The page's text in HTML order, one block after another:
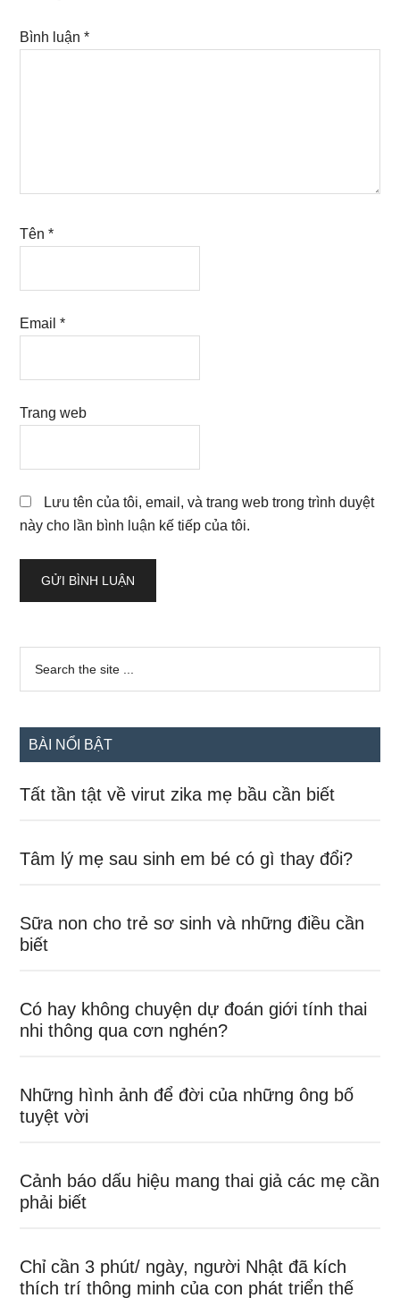
Bình luận*
Tên*
Email*
Trang web
Lưu tên của tôi, email, và trang web trong trình duyệt
này cho lần bình luận kế tiếp của tôi.
Sidebar
chính
...
BÀI NỔI BẬT
Tất tần tật về virut zika mẹ bầu cần biết
Tâm lý mẹ sau sinh em bé có gì thay đổi?
Sữa non cho trẻ sơ sinh và những điều cần
biết
Có hay không chuyện dự đoán giới tính thai
nhi thông qua cơn nghén?
Những hình ảnh để đời của những ông bố
tuyệt vời
Cảnh báo dấu hiệu mang thai giả các mẹ cần
phải biết
Chỉ cần 3 phút/ ngày, người Nhật đã kích
thích trí thông minh của con phát triển thế